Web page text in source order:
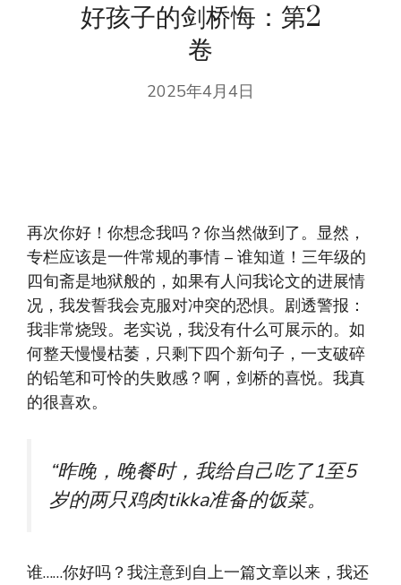
好孩子的剑桥悔：第2
卷
2025年4月4日
再次你好！你想念我吗？你当然做到了。显然，
专栏应该是一件常规的事情 – 谁知道！三年级的
四旬斋是地狱般的，如果有人问我论文的进展情
况，我发誓我会克服对冲突的恐惧。剧透警报：
我非常烧毁。老实说，我没有什么可展示的。如
何整天慢慢枯萎，只剩下四个新句子，一支破碎
的铅笔和可怜的失败感？啊，剑桥的喜悦。我真
的很喜欢。
“昨晚，晚餐时，我给自己吃了1至5
岁的两只鸡肉tikka准备的饭菜。
谁……你好吗？我注意到自上一篇文章以来，我还